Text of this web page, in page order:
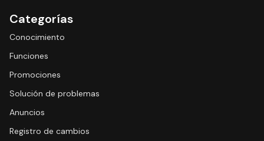
Categorías
Conocimiento
Funciones
Promociones
Solución de problemas
Anuncios
Registro de cambios